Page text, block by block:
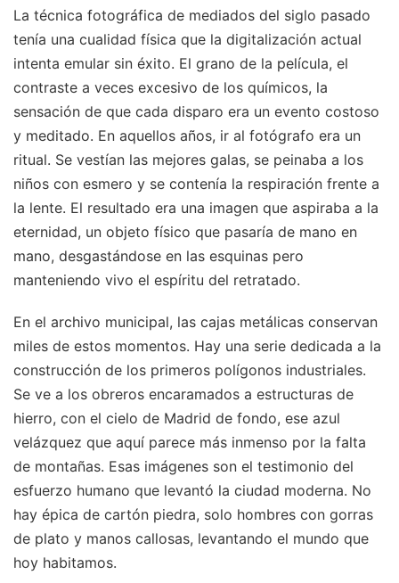
La técnica fotográfica de mediados del siglo pasado
tenía una cualidad física que la digitalización actual
intenta emular sin éxito. El grano de la película, el
contraste a veces excesivo de los químicos, la
sensación de que cada disparo era un evento costoso
y meditado. En aquellos años, ir al fotógrafo era un
ritual. Se vestían las mejores galas, se peinaba a los
niños con esmero y se contenía la respiración frente a
la lente. El resultado era una imagen que aspiraba a la
eternidad, un objeto físico que pasaría de mano en
mano, desgastándose en las esquinas pero
manteniendo vivo el espíritu del retratado.
En el archivo municipal, las cajas metálicas conservan
miles de estos momentos. Hay una serie dedicada a la
construcción de los primeros polígonos industriales.
Se ve a los obreros encaramados a estructuras de
hierro, con el cielo de Madrid de fondo, ese azul
velázquez que aquí parece más inmenso por la falta
de montañas. Esas imágenes son el testimonio del
esfuerzo humano que levantó la ciudad moderna. No
hay épica de cartón piedra, solo hombres con gorras
de plato y manos callosas, levantando el mundo que
hoy habitamos.